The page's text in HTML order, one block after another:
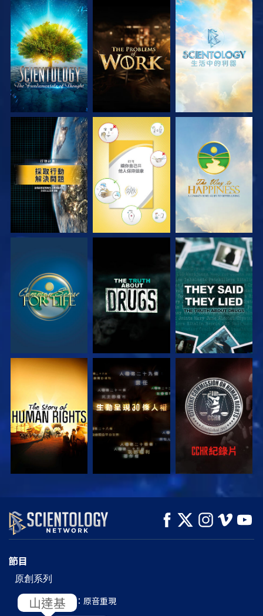
探索系列節目 探索系列節目 探索系列節目
觀看 觀看 觀看
觀看 觀看 觀看
觀看 觀看 觀看
觀看 探索系列節目
節目
原創系列
L. 羅恩 賀伯特：原音重現